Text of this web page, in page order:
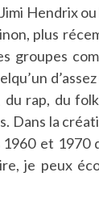
Hendrix
plus
groupes
rap, du
Dans la
et 1970
je peux